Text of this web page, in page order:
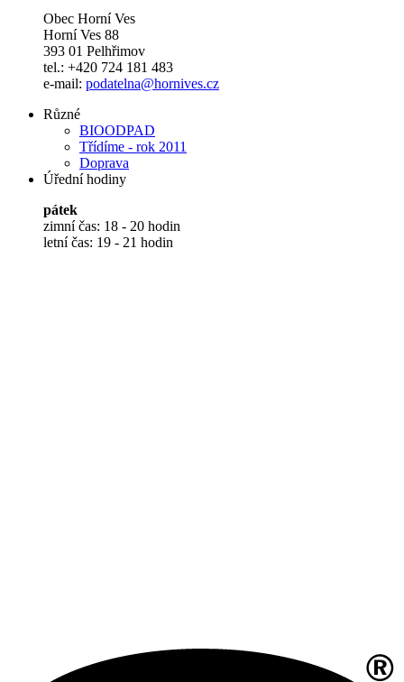
Obec Horní Ves
Horní Ves 88
393 01 Pelhřimov
tel.: +420 724 181 483
e-mail: podatelna@hornives.cz
Různé
BIOODPAD
Třídíme - rok 2011
Doprava
Úřední hodiny
pátek
zimní čas: 18 - 20 hodin
letní čas: 19 - 21 hodin